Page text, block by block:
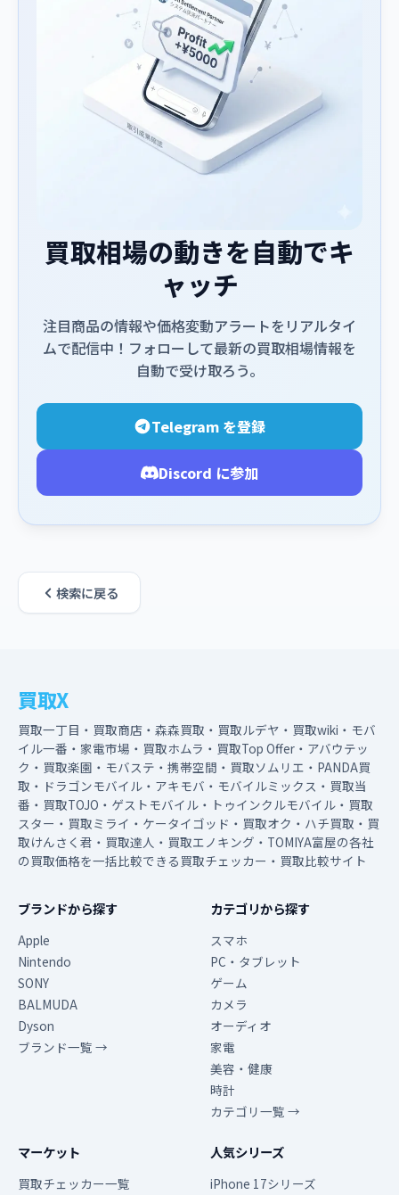
買取相場の動きを自動でキ
ャッチ
注目商品の情報や価格変動アラートをリアルタイ
ムで配信中！フォローして最新の買取相場情報を
自動で受け取ろう。
Telegram を登録
Discord に参加
検索に戻る
買取X
買取一丁目・買取商店・森森買取・買取ルデヤ・買取wiki・モバ
イル一番・家電市場・買取ホムラ・買取Top Offer・アバウテッ
ク・買取楽園・モバステ・携帯空間・買取ソムリエ・PANDA買
取・ドラゴンモバイル・アキモバ・モバイルミックス・買取当
番・買取TOJO・ゲストモバイル・トゥインクルモバイル・買取
スター・買取ミライ・ケータイゴッド・買取オク・ハチ買取・買
取けんさく君・買取達人・買取エノキング・TOMIYA富屋の各社
の買取価格を一括比較できる買取チェッカー・買取比較サイト
ブランドから探す
Apple
Nintendo
SONY
BALMUDA
Dyson
ブランド一覧 →
カテゴリから探す
スマホ
PC・タブレット
ゲーム
カメラ
オーディオ
家電
美容・健康
時計
カテゴリ一覧 →
マーケット
買取チェッカー一覧
人気シリーズ
iPhone 17シリーズ